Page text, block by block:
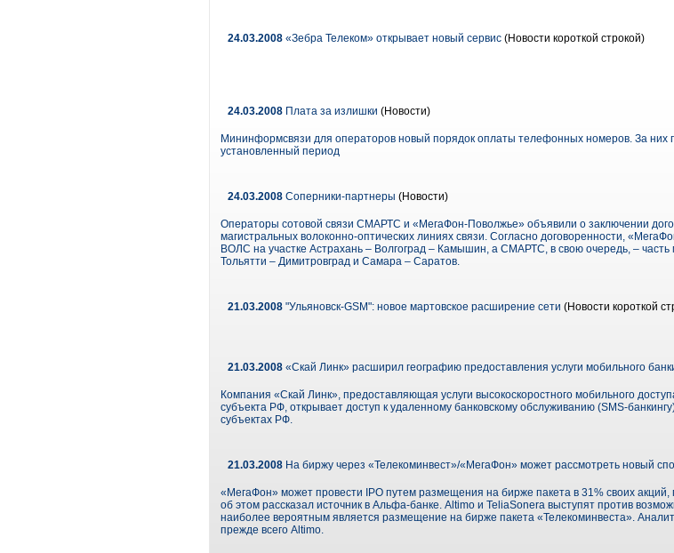
24.03.2008 «Зебра Телеком» открывает новый сервис (Новости короткой строкой)
24.03.2008 Плата за излишки (Новости)
Мининформсвязи для операторов новый порядок оплаты телефонных номеров. За них
установленный период
24.03.2008 Соперники-партнеры (Новости)
Операторы сотовой связи СМАРТС и «МегаФон-Поволжье» объявили о заключении
магистральных волоконно-оптических линиях связи. Согласно договоренности,
ВОЛС на участке Астрахань – Волгоград – Камышин, а СМАРТС, в свою очередь, –
Тольятти – Димитровград и Самара – Саратов.
21.03.2008 "Ульяновск-GSM": новое мартовское расширение сети (Новости короткой
21.03.2008 «Скай Линк» расширил географию предоставления услуги мобильного
Компания «Скай Линк», предоставляющая услуги высокоскоростного мобильного
субъекта РФ, открывает доступ к удаленному банковскому обслуживанию (SMS-
субъектах РФ.
21.03.2008 На биржу через «Телекоминвест»/«МегаФон» может рассмотреть новый
«МегаФон» может провести IPO путем размещения на бирже пакета в 31% своих
об этом рассказал источник в Альфа-банке. Altimo и TeliaSonera выступят против
наиболее вероятным является размещение на бирже пакета «Телекоминвеста».
прежде всего Altimo.